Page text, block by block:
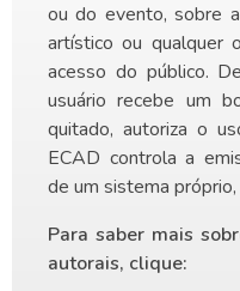
ou do evento, sobre
artístico ou qualquer
acesso do público.
usuário recebe um
quitado, autoriza o
ECAD controla a
de um sistema
Para saber mais
autorais, clique: